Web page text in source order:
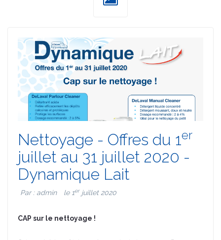
Nettoyage - Offres du 1er
juillet au 31 juillet 2020 -
Dynamique Lait
Par : admin le 1erjuillet 2020
CAP sur le nettoyage !